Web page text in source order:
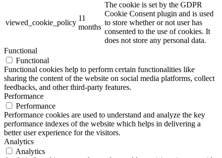
viewed_cookie_policy
11
months
The cookie is set by the GDPR
Cookie Consent plugin and is used
to store whether or not user has
consented to the use of cookies. It
does not store any personal data.
Functional
Functional
Functional cookies help to perform certain functionalities like
sharing the content of the website on social media platforms, collect
feedbacks, and other third-party features.
Performance
Performance
Performance cookies are used to understand and analyze the key
performance indexes of the website which helps in delivering a
better user experience for the visitors.
Analytics
Analytics